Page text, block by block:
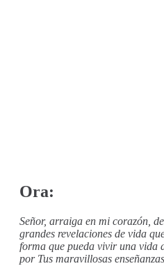
Ora:
Señor, arraiga en mi corazón,
grandes revelaciones de vida
forma que pueda vivir una vida
por Tus maravillosas